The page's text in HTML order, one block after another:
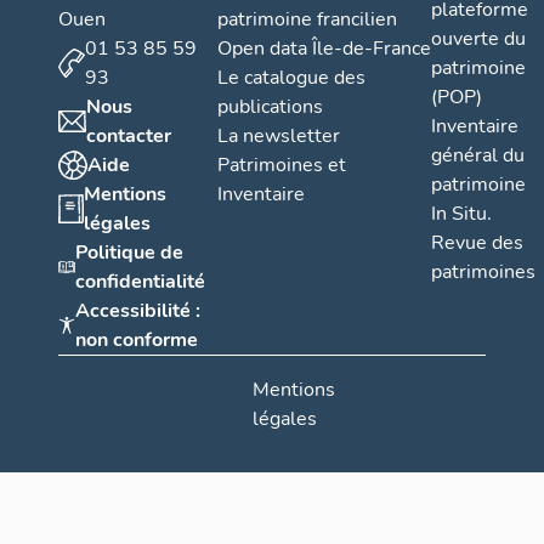
Ouen
01 53 85 59
93
Nous
contacter
Aide
Mentions
légales
Politique de
confidentialité
Accessibilité :
non conforme
patrimoine francilien
Open data Île-de-France
Le catalogue des
publications
La newsletter
Patrimoines et
Inventaire
plateforme
ouverte du
patrimoine
(POP)
Inventaire
général du
patrimoine
In Situ.
Revue des
patrimoines
Mentions
légales